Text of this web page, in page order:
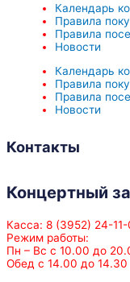
Календарь
Правила
Правила
Новости
Календарь
Правила
Правила
Новости
Контакты
Концертный
Касса: 8 (3952) 24-
Режим работы:
Пн – Вс с 10.00 до
Обед с 14.00 до 14.30